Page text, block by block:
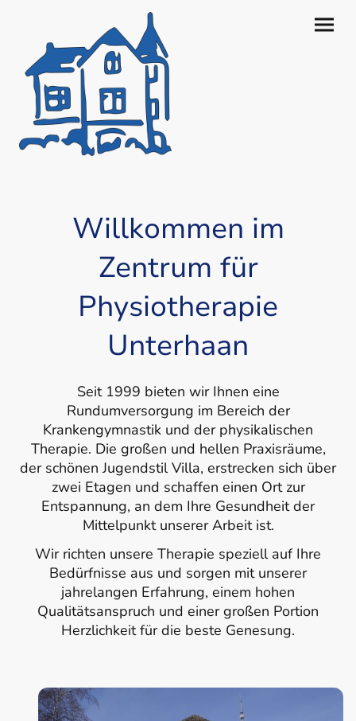
Willkommen im
Zentrum für
Physiotherapie
Unterhaan
Seit 1999 bieten wir Ihnen eine
Rundumversorgung im Bereich der
Krankengymnastik und der physikalischen
Therapie. Die großen und hellen Praxisräume,
der schönen Jugendstil Villa, erstrecken sich über
zwei Etagen und schaffen einen Ort zur
Entspannung, an dem Ihre Gesundheit der
Mittelpunkt unserer Arbeit ist.
Wir richten unsere Therapie speziell auf Ihre
Bedürfnisse aus und sorgen mit unserer
jahrelangen Erfahrung, einem hohen
Qualitätsanspruch und einer großen Portion
Herzlichkeit für die beste Genesung.